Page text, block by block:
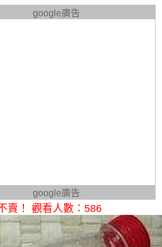
google廣告
google廣告
賣！ 觀看人數：586